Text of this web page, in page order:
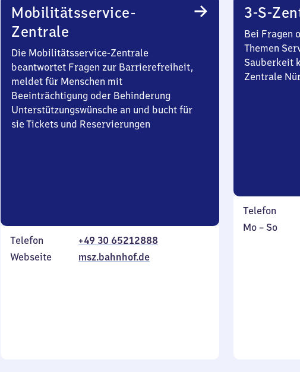
Mobilitätsservice-
Zentrale
Die Mobilitätsservice-Zentrale
beantwortet Fragen zur Barrierefreiheit,
meldet für Menschen mit
Beeinträchtigung oder Behinderung
Unterstützungswünsche an und bucht für
sie Tickets und Reservierungen
Telefon
+49 30 65212888
Webseite
msz.bahnhof.de
3-S-
Bei Fragen
Themen
Sauberkeit
Zentrale
Telefon
Montag
Mo – So,